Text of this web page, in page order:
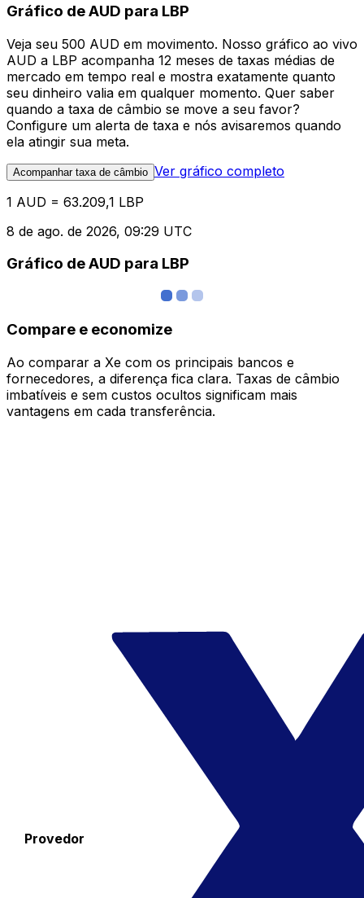
Gráfico de AUD para LBP
Veja seu 500 AUD em movimento. Nosso gráfico ao vivo
AUD a LBP acompanha 12 meses de taxas médias de
mercado em tempo real e mostra exatamente quanto
seu dinheiro valia em qualquer momento. Quer saber
quando a taxa de câmbio se move a seu favor?
Configure um alerta de taxa e nós avisaremos quando
ela atingir sua meta.
Acompanhar taxa de câmbio Ver gráfico completo
1 AUD = 63.209,1 LBP
8 de ago. de 2026, 09:29 UTC
Gráfico de AUD para LBP
Compare e economize
Ao comparar a Xe com os principais bancos e
fornecedores, a diferença fica clara. Taxas de câmbio
imbatíveis e sem custos ocultos significam mais
vantagens em cada transferência.
Provedor